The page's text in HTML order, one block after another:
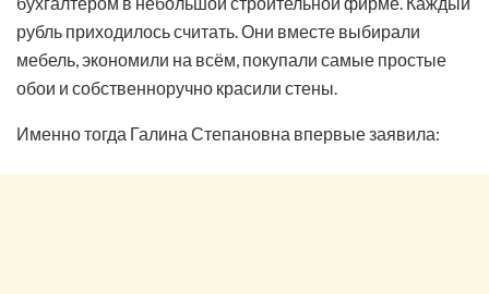
рубль приходилось считать. Они вместе выбирали
мебель, экономили на всём, покупали самые простые
обои и собственноручно красили стены.
Именно тогда Галина Степановна впервые заявила: